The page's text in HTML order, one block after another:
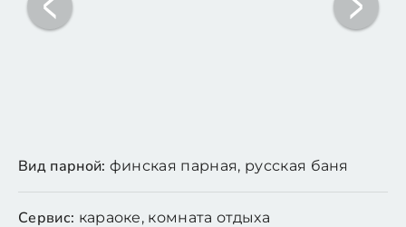
Вид парной: финская парная, русская баня
Сервис: караоке, комната отдыха